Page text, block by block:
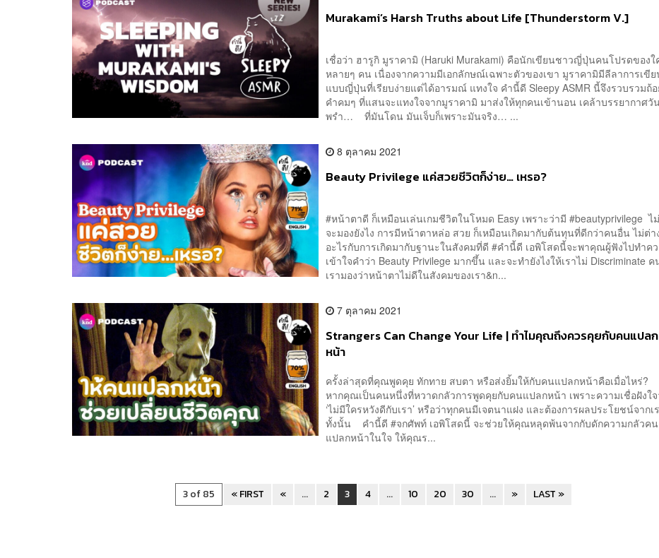
Murakami’s Harsh Truths about Life [Thunderstorm V.]
เชื่อว่า ฮารูกิ มูราคามิ (Haruki Murakami) คือนักเขียนชาวญี่ปุ่นคนโปรดของใ
หลายๆ คน เนื่องจากความมีเอกลักษณ์เฉพาะตัวของเขา มูราคามิมีลีลาการเขีย
แบบญี่ปุ่นที่เรียบง่ายแต่ได้อารมณ์ แทงใจ คำนี้ดี Sleepy ASMR นี้จึงรวบรวมถ้อ
คำคมๆ ที่แสนจะแทงใจจากมูราคามิ มาส่งให้ทุกคนเข้านอน เคล้าบรรยากาศวั
พรำ… ที่มันโดน มันเจ็บก็เพราะมันจริง… ...
8 ตุลาคม 2021
Beauty Privilege แค่สวยชีวิตก็ง่าย… เหรอ?
#หน้าตาดี ก็เหมือนเล่นเกมชีวิตในโหมด Easy เพราะว่ามี #beautyprivilege ไ
จะมองยังไง การมีหน้าตาหล่อ สวย ก็เหมือนเกิดมากับต้นทุนที่ดีกว่าคนอื่น ไม่ต่า
อะไรกับการเกิดมากับฐานะในสังคมที่ดี #คำนี้ดี เอพิโสดนี้จะพาคุณผู้ฟังไปทำค
เข้าใจคำว่า Beauty Privilege มากขึ้น และจะทำยังไงให้เราไม่ Discriminate
เรามองว่าหน้าตาไม่ดีในสังคมของเรา&n...
7 ตุลาคม 2021
Strangers Can Change Your Life | ทำไมคุณถึงควรคุยกับคนแปลก
หน้า
ครั้งล่าสุดที่คุณพูดคุย ทักทาย สบตา หรือส่งยิ้มให้กับคนแปลกหน้าคือเมื่อไหร่?
หากคุณเป็นคนหนึ่งที่หวาดกลัวการพูดคุยกับคนแปลกหน้า เพราะความเชื่อฝังใจ
‘ไม่มีใครหวังดีกับเรา’ หรือว่าทุกคนมีเจตนาแฝง และต้องการผลประโยชน์จากเ
ทั้งนั้น คำนี้ดี #จกศัพท์ เอพิโสดนี้ จะช่วยให้คุณหลุดพ้นจากกับดักความกลัวคน
แปลกหน้าในใจ ให้คุณร...
3 of 85 « FIRST « ... 2 3 4 ... 10 20 30 ... » LAST »